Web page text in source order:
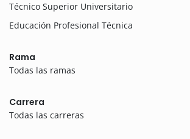
Técnico Superior Universitario
Educación Profesional Técnica
Rama
Todas las ramas
Carrera
Todas las carreras